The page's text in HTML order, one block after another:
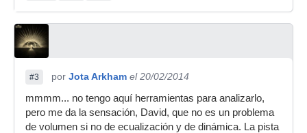
#3 por Jota Arkham el 20/02/2014
mmmm... no tengo aquí herramientas para analizarlo,
pero me da la sensación, David, que no es un problema
de volumen si no de ecualización y de dinámica. La pista